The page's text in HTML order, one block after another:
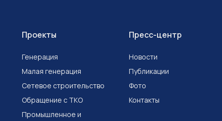
Проекты
Генерация
Малая генерация
Сетевое строительство
Обращение с ТКО
Промышленное и
Пресс-центр
Новости
Публикации
Фото
Контакты